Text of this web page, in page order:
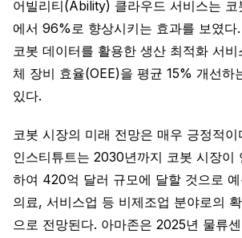
어빌리티(Ability) 클라우드 서비스는
에서 96%로 향상시키는 효과를 보였다
코봇 데이터를 활용한 생산 최적화 서비
체 장비 효율(OEE)을 평균 15% 개선하
있다.
코봇 시장의 미래 전망은 매우 긍정적이
인스티튜트는 2030년까지 코봇 시장이
하여 420억 달러 규모에 달할 것으로
의료, 서비스업 등 비제조업 분야로의
으로 전망된다. 아마존은 2025년 물류